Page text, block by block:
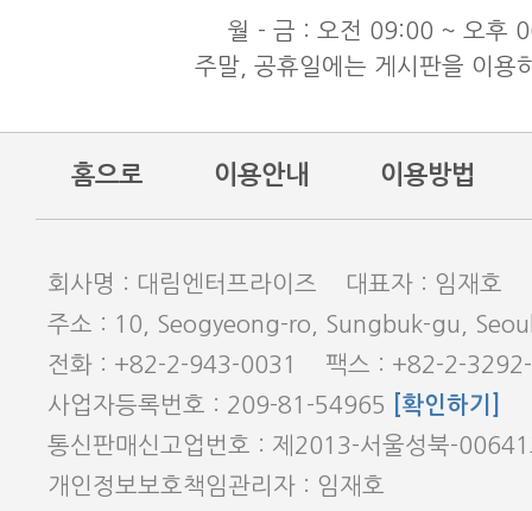
동해물과 백두산이 마르고
월 - 금 : 오전 09:00 ~ 오후
주말, 공휴일에는 게시판을 이용
홈으로 이용안내 이용방법
회사명 : 대림엔터프라이즈 대표자 : 임재호
주소 : 10, Seogyeong-ro, Sungbuk-gu,
전화 : +82-2-943-0031 팩스 : +82-2-
사업자등록번호 : 209-81-54965
[확인하기]
통신판매신고업번호 : 제2013-서울성북-
개인정보보호책임관리자 : 임재호